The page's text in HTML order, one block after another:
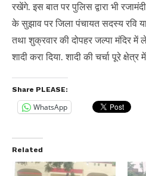
रखेंगे. इस बात पर पुलिस द्वारा भी
के सुझाव पर जिला पंचायत सदस्य रवि
तथा शुक्रवार की दोपहर जल्पा मंदिर में
शादी करा दिया. शादी की चर्चा पूरे
Share PLEASE:
WhatsApp
Related